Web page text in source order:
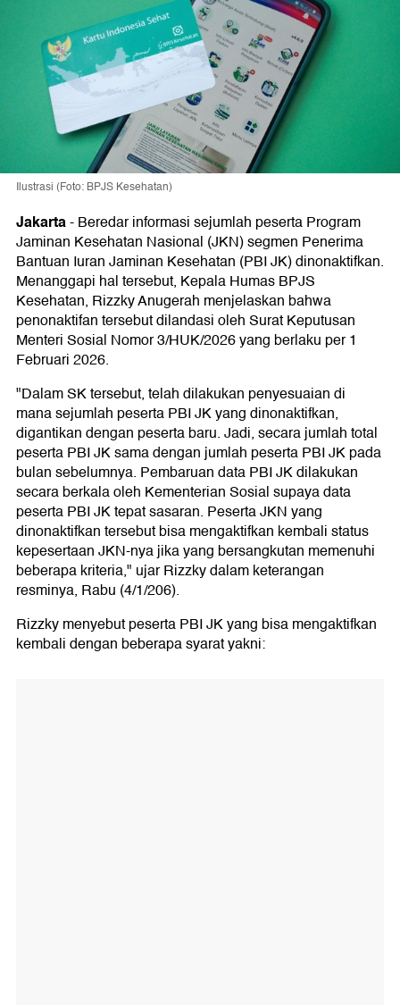
Ilustrasi (Foto: BPJS Kesehatan)
Jakarta-Beredar informasi sejumlah peserta Program
Jaminan Kesehatan Nasional (JKN) segmen Penerima
Bantuan Iuran Jaminan Kesehatan (PBI JK) dinonaktifkan.
Menanggapi hal tersebut, Kepala Humas BPJS
Kesehatan, Rizzky Anugerah menjelaskan bahwa
penonaktifan tersebut dilandasi oleh Surat Keputusan
Menteri Sosial Nomor 3/HUK/2026 yang berlaku per 1
Februari 2026.
"Dalam SK tersebut, telah dilakukan penyesuaian di
mana sejumlah peserta PBI JK yang dinonaktifkan,
digantikan dengan peserta baru. Jadi, secara jumlah total
peserta PBI JK sama dengan jumlah peserta PBI JK pada
bulan sebelumnya. Pembaruan data PBI JK dilakukan
secara berkala oleh Kementerian Sosial supaya data
peserta PBI JK tepat sasaran. Peserta JKN yang
dinonaktifkan tersebut bisa mengaktifkan kembali status
kepesertaan JKN-nya jika yang bersangkutan memenuhi
beberapa kriteria," ujar Rizzky dalam keterangan
resminya, Rabu (4/1/206).
Rizzky menyebut peserta PBI JK yang bisa mengaktifkan
kembali dengan beberapa syarat yakni: